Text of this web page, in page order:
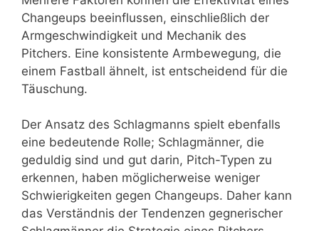
Changeups beeinflussen, einschließlich der
Armgeschwindigkeit und Mechanik des
Pitchers. Eine konsistente Armbewegung, die
einem Fastball ähnelt, ist entscheidend für die
Täuschung.
Der Ansatz des Schlagmanns spielt ebenfalls
eine bedeutende Rolle; Schlagmänner, die
geduldig sind und gut darin, Pitch-Typen zu
erkennen, haben möglicherweise weniger
Schwierigkeiten gegen Changeups. Daher kann
das Verständnis der Tendenzen gegnerischer